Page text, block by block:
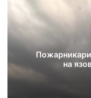
Пожарникари
на